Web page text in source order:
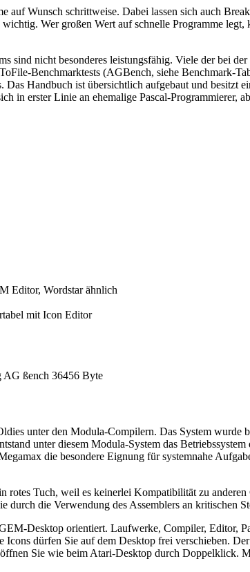
auf Wunsch schrittweise. Dabei lassen sich auch
wichtig. Wer großen Wert auf schnelle Programme
sind nicht besonderes leistungsfähig. Viele der bei
Benchmarktests (AGBench, siehe Benchmark-
Das Handbuch ist übersichtlich aufgebaut und
in erster Linie an ehemalige Pascal-Programmierer,
Editor, Wordstar ähnlich
mit Icon Editor
AG ßench 36456 Byte
unter den Modula-Compilern. Das System wurde
unter diesem Modula-System das
die besondere Eignung für systemnahe
rotes Tuch, weil es keinerlei Kompatibilität zu
durch die Verwendung des Assemblers an kritischen
Desktop orientiert. Laufwerke, Compiler, Editor,
dürfen Sie auf dem Desktop frei verschieben.
Sie wie beim Atari-Desktop durch Doppelklick.